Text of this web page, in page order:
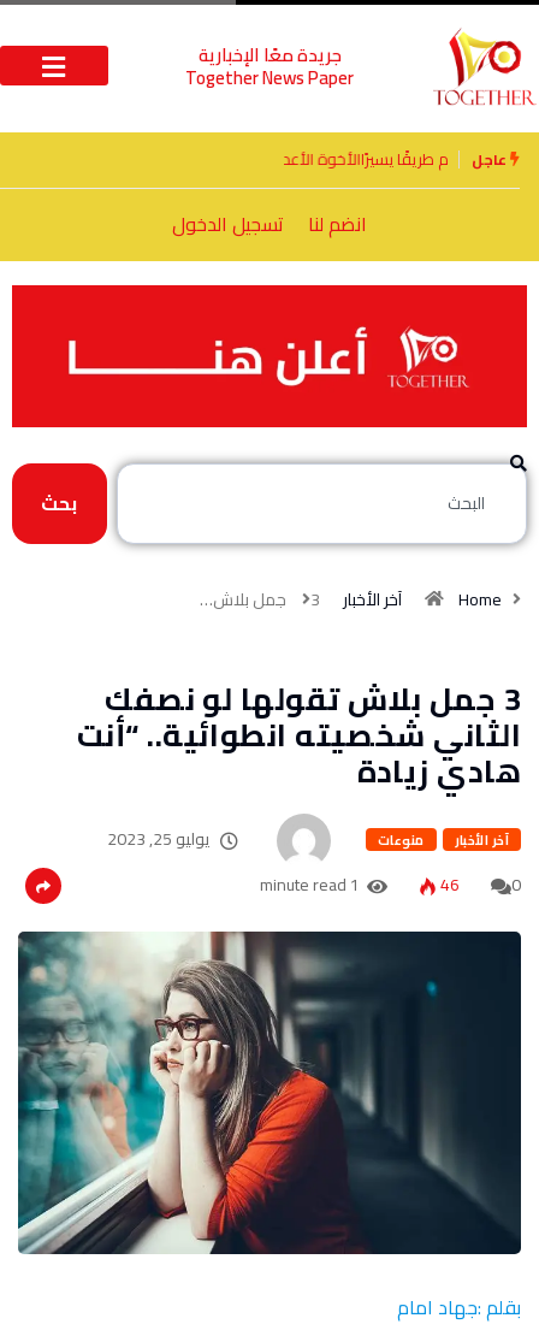
جريدة معًا الإخبارية
Together News Paper
عاجل الأخوة الأعداء وحتمًا لابد من لقاء
انضم لنا تسجيل الدخول
بحث
Home آخر الأخبار 3 جمل بلاش…
3 جمل بلاش تقولها لو نصفك
الثاني شخصيته انطوائية.. “أنت
هادي زيادة
آخر الأخبار منوعات
يوليو 25, 2023
0
46
1 minute read
بقلم :جهاد امام